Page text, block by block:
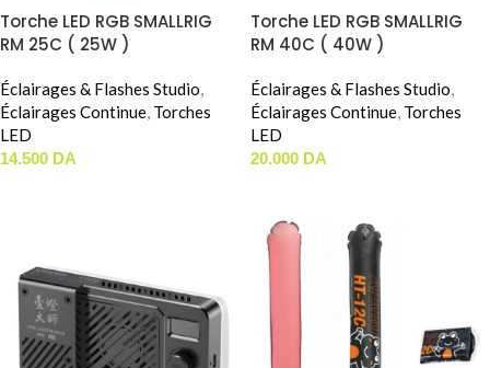
Torche LED RGB SMALLRIG
RM 25C ( 25W )
Éclairages & Flashes Studio,
Éclairages Continue, Torches
LED
14.500 DA
Torche LED RGB SMALLRIG
RM 40C ( 40W )
Éclairages & Flashes Studio,
Éclairages Continue, Torches
LED
20.000 DA